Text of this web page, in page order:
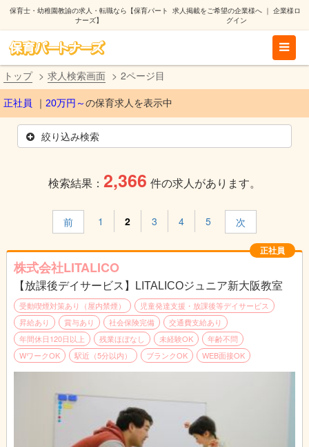
保育士・幼稚園教諭の求人・転職なら【保育パート
ナーズ】
求人掲載をご希望の企業様へ｜ 企業様ロ
グイン
トップ 求人検索画面 2ページ目
正社員 20万円～の保育求人を表示中
絞り込み検索
検索結果： 2,366 件の求人があります。
前 1 2 3 4 5 次
正社員
株式会社LITALICO
【放課後デイサービス】LITALICOジュニア新大阪教室
受動喫煙対策あり（屋内禁煙）
児童発達支援・放課後等デイサービス
昇給あり
賞与あり 社会保険完備
交通費支給あり
年間休日120日以上
残業ほぼなし 未経験OK
年齢不問
WワークOK
駅近（5分以内） ブランクOK WEB面接OK